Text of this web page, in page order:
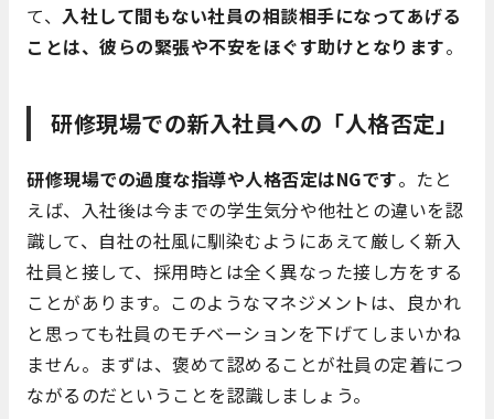
て、 入社して間もない社員の相談相手になってあげる
ことは、彼らの緊張や不安をほぐす助けとなります。
研修現場での新入社員への「人格否定」
研修現場での過度な指導や人格否定はNGです。たと
えば、入社後は今までの学生気分や他社との違いを認
識して、自社の社風に馴染むようにあえて厳しく新入
社員と接して、採用時とは全く異なった接し方をする
ことがあります。このようなマネジメントは、良かれ
と思っても社員のモチベーションを下げてしまいかね
ません。まずは、褒めて認めることが社員の定着につ
ながるのだということを認識しましょう。